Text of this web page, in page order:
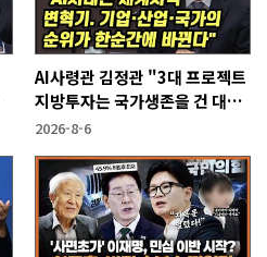
AI사령관 김정관 "3대 프로젝트
지방투자는 국가생존을 건 대전
략"
2026-8-6